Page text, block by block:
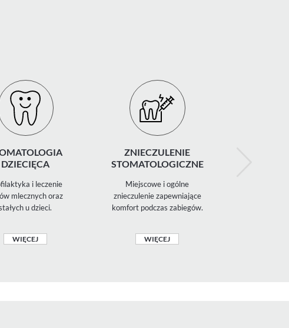
DZIECIĘCA
i leczenie
mlecznych oraz
u dzieci.
WIĘCEJ
ZNIECZULENIE
STOMATOLOGICZNE
Miejscowe i ogólne
znieczulenie zapewniające
komfort podczas zabiegów.
WIĘCEJ